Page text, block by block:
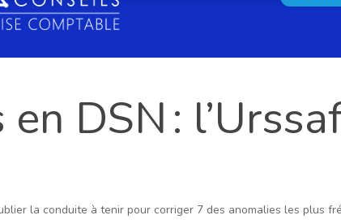
DSN :
la conduite à tenir pour corriger 7 des anomalies les plus